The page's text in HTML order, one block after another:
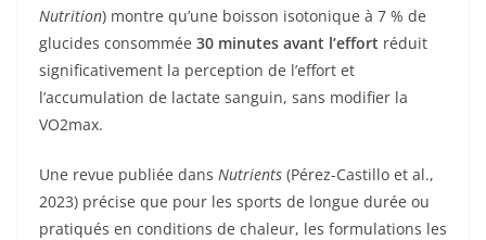
Nutrition) montre qu’une boisson isotonique à 7 % de
glucides consommée 30 minutes avant l’effort réduit
significativement la perception de l’effort et
l’accumulation de lactate sanguin, sans modifier la
VO2max.
Une revue publiée dans Nutrients (Pérez-Castillo et al.,
2023) précise que pour les sports de longue durée ou
pratiqués en conditions de chaleur, les formulations les